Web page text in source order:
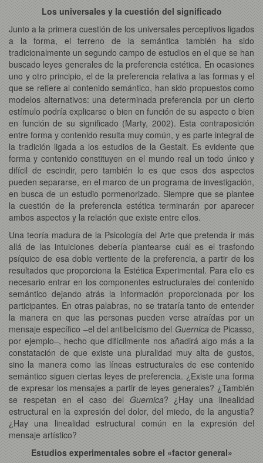
Los universales y la cuestión del significado
Junto a la primera cuestión de los universales perceptivos ligados
a la forma, el terreno de la semántica también ha sido
tradicionalmente un segundo campo de estudios en el que se han
buscado leyes generales de la preferencia estética. En ocasiones
uno y otro principio, el de la preferencia relativa a las formas y el
que se refiere al contenido semántico, han sido propuestos como
modelos alternativos: una determinada preferencia por un cierto
estímulo podría explicarse o bien en función de su aspecto o bien
en función de su significado (Marty, 2002). Esta contraposición
entre forma y contenido resulta muy común, y es parte integral de
la tradición ligada a los estudios de la Gestalt. Es evidente que
forma y contenido constituyen en el mundo real un todo único y
difícil de escindir, pero también lo es que esos dos aspectos
pueden separarse, en el marco de un programa de investigación,
en busca de un estudio pormenorizado. Siempre que se plantee
la cuestión de la preferencia estética terminarán por aparecer
ambos aspectos y la relación que existe entre ellos.
Una teoría madura de la Psicología del Arte que pretenda ir más
allá de las intuiciones debería plantearse cuál es el trasfondo
psíquico de esa doble vertiente de la preferencia, a partir de los
resultados que proporciona la Estética Experimental. Para ello es
necesario entrar en los componentes estructurales del contenido
semántico dejando atrás la información proporcionada por los
participantes. En otras palabras, no se trataría tanto de entender
la manera en que las personas pueden verse atraídas por un
mensaje específico –el del antibelicismo del Guernicade Picasso,
por ejemplo–, hecho que difícilmente nos añadirá algo más a la
constatación de que existe una pluralidad muy alta de gustos,
sino la manera como las líneas estructurales de ese contenido
semántico siguen ciertas leyes de preferencia. ¿Existe una forma
de expresar los mensajes a partir de leyes generales? ¿También
se respetan en el caso del Guernica? ¿Hay una linealidad
estructural en la expresión del dolor, del miedo, de la angustia?
¿Hay una linealidad estructural común en la expresión del
mensaje artístico?
Estudios experimentales sobre el «factor general»